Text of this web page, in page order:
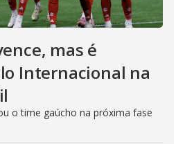
mas é
Internacional na
o time gaúcho na próxima fase